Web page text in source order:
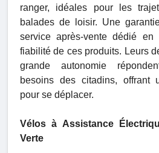
ranger, idéales pour les
balades de loisir. Une
service après-vente dédié en
fiabilité de ces produits. Leurs
grande autonomie
besoins des citadins, offrant
pour se déplacer.
Vélos à Assistance
Verte